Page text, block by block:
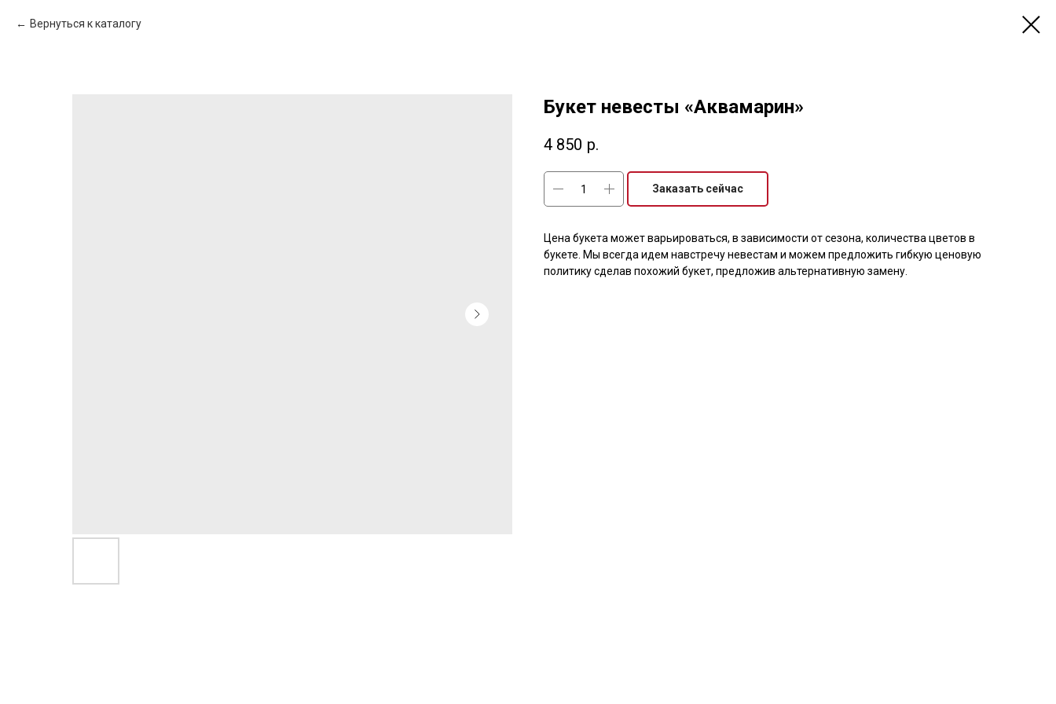
Вернуться к каталогу
Букет невесты «Аквамарин»
4 850 р.
Заказать сейчас
Цена букета может варьироваться, в зависимости от сезона, количества цветов в
букете. Мы всегда идем навстречу невестам и можем предложить гибкую ценовую
политику сделав похожий букет, предложив альтернативную замену.